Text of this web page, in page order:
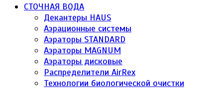
СТОЧНАЯ ВОДА
Декантеры HAUS
Аэрационные системы
Аэраторы STANDARD
Аэраторы MAGNUM
Аэраторы дисковые
Распределители AirRex
Технологии биологической очистки